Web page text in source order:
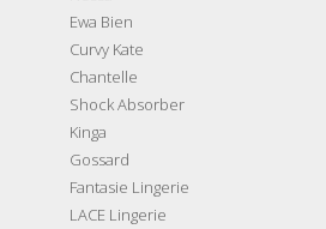
Ewa Bien
Curvy Kate
Chantelle
Shock Absorber
Kinga
Gossard
Fantasie Lingerie
LACE Lingerie